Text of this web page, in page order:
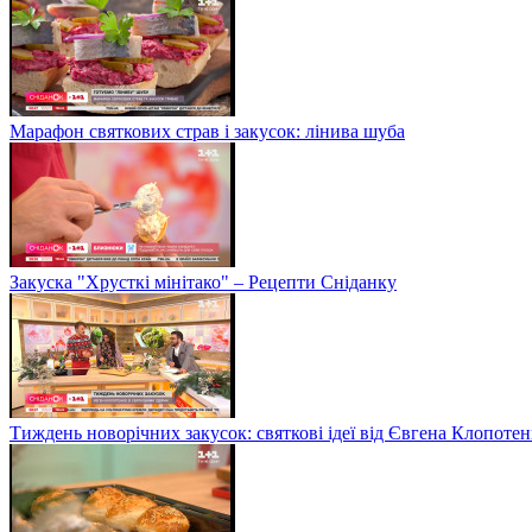
Марафон святкових страв і закусок: лінива шуба
Закуска "Хрусткі мінітако" – Рецепти Сніданку
Тиждень новорічних закусок: святкові ідеї від Євгена